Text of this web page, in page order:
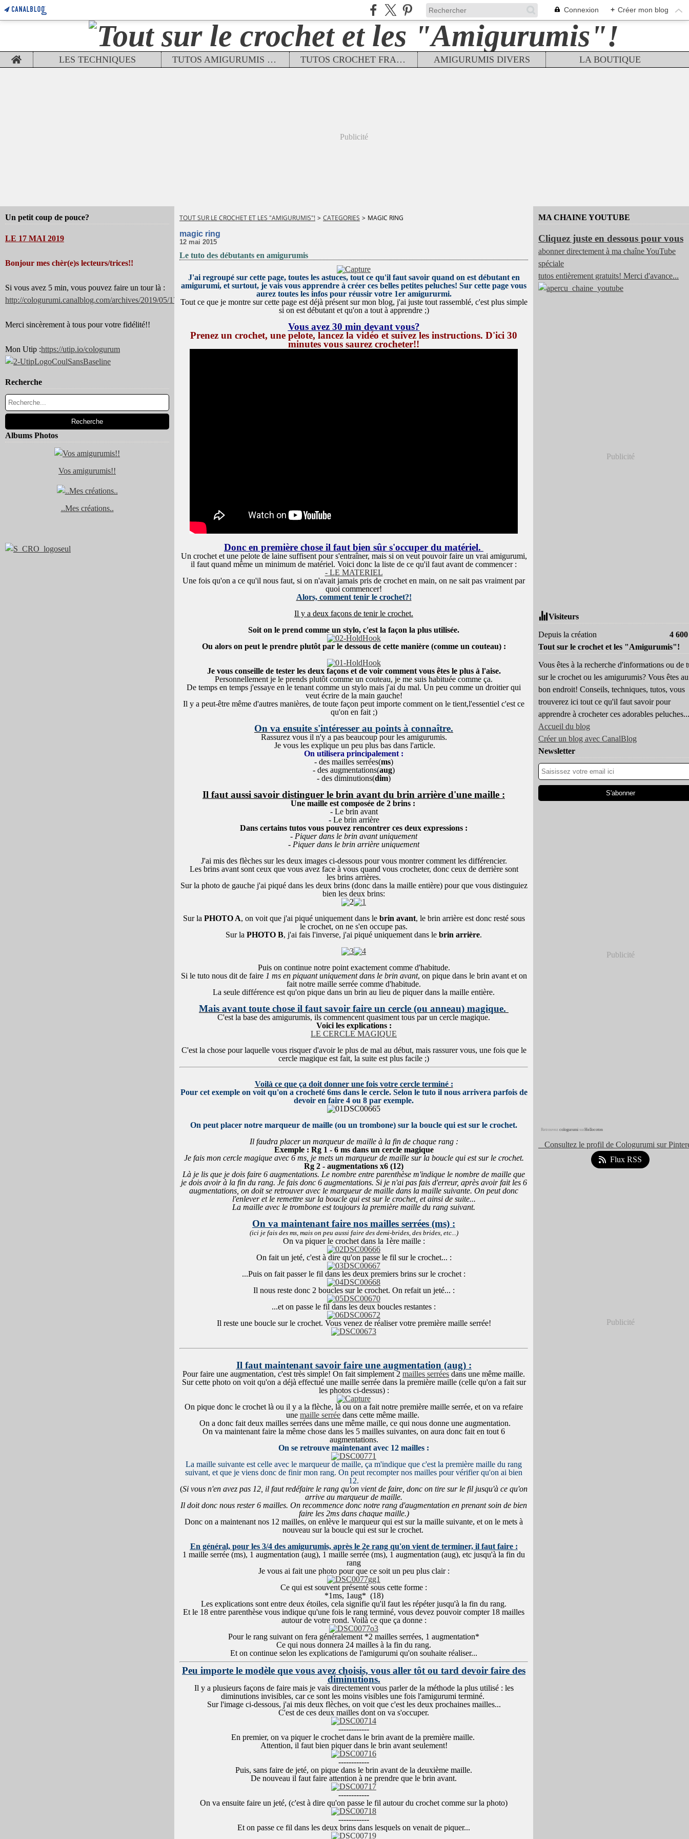
Connexion + Créer mon blog
Home LES TECHNIQUES TUTOS AMIGURUMIS FRANÇAIS TUTOS CROCHET FRANÇAIS AMIGURUMIS DIVERS LA BOUTIQUE
Publicité
Un petit coup de pouce?
LE 17 MAI 2019
Bonjour mes chèr(e)s lecteurs/trices!!
Si vous avez 5 min, vous pouvez faire un tour là :
http://cologurumi.canalblog.com/archives/2019/05/17/37344180.html
Merci sincèrement à tous pour votre fidélité!!
Mon Utip :https://utip.io/cologurum
Recherche
Albums Photos
Vos amigurumis!!
..Mes créations..
TOUT SUR LE CROCHET ET LES "AMIGURUMIS"! > CATEGORIES > MAGIC RING
magic ring
12 mai 2015
Le tuto des débutants en amigurumis
J'ai regroupé sur cette page, toutes les astuces, tout ce qu'il faut savoir quand on est débutant en
amigurumi, et surtout, je vais vous apprendre à créer ces belles petites peluches! Sur cette page vous
aurez toutes les infos pour réussir votre 1er amigururmi.
Tout ce que je montre sur cette page est déjà présent sur mon blog, j'ai juste tout rassemblé, c'est plus simple
si on est débutant et qu'on a tout à apprendre ;)
Vous avez 30 min devant vous?
Prenez un crochet, une pelote, lancez la vidéo et suivez les instructions. D'ici 30
minutes vous saurez crocheter!!
Donc en première chose il faut bien sûr s'occuper du matériel.
Un crochet et une pelote de laine suffisent pour s'entraîner, mais si on veut pouvoir faire un vrai amigurumi,
il faut quand même un minimum de matériel. Voici donc la liste de ce qu'il faut avant de commencer :
- LE MATERIEL
Une fois qu'on a ce qu'il nous faut, si on n'avait jamais pris de crochet en main, on ne sait pas vraiment par
quoi commencer!
Alors, comment tenir le crochet?!
Il y a deux façons de tenir le crochet.
Soit on le prend comme un stylo, c'est la façon la plus utilisée.
Ou alors on peut le prendre plutôt par le dessous de cette manière (comme un couteau) :
Je vous conseille de tester les deux façons et de voir comment vous êtes le plus à l'aise.
Personnellement je le prends plutôt comme un couteau, je me suis habituée comme ça.
De temps en temps j'essaye en le tenant comme un stylo mais j'ai du mal. Un peu comme un droitier qui
veut écrire de la main gauche!
Il y a peut-être même d'autres manières, de toute façon peut importe comment on le tient,l'essentiel c'est ce
qu'on en fait ;)
On va ensuite s'intéresser au points à connaître.
Rassurez vous il n'y a pas beaucoup pour les amigurumis.
Je vous les explique un peu plus bas dans l'article.
On utilisera principalement :
- des mailles serrées(ms)
- des augmentations(aug)
- des diminutions(dim)
Il faut aussi savoir distinguer le brin avant du brin arrière d'une maille :
Une maille est composée de 2 brins :
- Le brin avant
- Le brin arrière
Dans certains tutos vous pouvez rencontrer ces deux expressions :
- Piquer dans le brin avant uniquement
- Piquer dans le brin arrière uniquement
J'ai mis des flèches sur les deux images ci-dessous pour vous montrer comment les différencier.
Les brins avantsont ceux que vous avez face à vousquand vous crocheter, donc ceux de derrièresont
les brins arrières.
Sur la photo de gauche j'ai piqué dans les deux brins (donc dans la maille entière) pour que vous distinguiez
bien les deux brins:
Sur la PHOTO A, on voit que j'ai piqué uniquement dans le brin avant, le brin arrière est donc resté sous
le crochet, on ne s'en occupe pas.
Sur la PHOTO B, j'ai fais l'inverse, j'ai piqué uniquement dans le brin arrière.
Puis on continue notre point exactement comme d'habitude.
Si le tuto nous dit de faire 1 ms en piquant uniquement dans le brin avant, on pique dans le brin avant et on
fait notre maille serrée comme d'habitude.
La seule différence est qu'on pique dans un brin au lieu de piquer dans la maille entière.
Mais avant toute chose il faut savoir faire un cercle (ou anneau) magique.
C'est la base des amigurumis, ils commencent quasiment tous par un cercle magique.
Voici les explications :
LE CERCLE MAGIQUE
C'est la chose pour laquelle vous risquer d'avoir le plus de mal au début, mais rassurer vous, une fois que le
cercle magique est fait, la suite est plus facile ;)
Voilà ce que ça doit donner une fois votre cercle terminé :
Pour cet exemple on voit qu'on a crocheté 6ms dans le cercle. Selon le tuto il nous arrivera parfois de
devoir en faire 4 ou 8 par exemple.
On peut placer notre marqueur de maille (ou un trombone) sur la boucle qui est sur le crochet.
Il faudra placer un marqueur de maille à la fin de chaque rang :
Exemple : Rg 1 - 6 ms dans un cercle magique
Je fais mon cercle magique avec 6 ms, je mets un marqueur de maille sur la boucle qui est sur le crochet.
Rg 2 - augmentations x6 (12)
Là je lis que je dois faire 6 augmentations. Le nombre entre parenthèse m'indique le nombre de maille que
je dois avoir à la fin du rang. Je fais donc 6 augmentations. Si je n'ai pas fais d'erreur, après avoir fait les 6
augmentations, on doit se retrouver avec le marqueur de maille dans la maille suivante. On peut donc
l'enlever et le remettre sur la boucle qui est sur le crochet, et ainsi de suite...
La maille avec le trombone est toujours la première maille du rang suivant.
On va maintenant faire nos mailles serrées (ms) :
(ici je fais des ms, mais on peu aussi faire des demi-brides, des brides, etc...)
On va piquer le crochet dans la 1ère maille :
On fait un jeté, c'est à dire qu'on passe le fil sur le crochet... :
...Puis on fait passer le fil dans les deux premiers brins sur le crochet :
Il nous reste donc 2 boucles sur le crochet. On refait un jeté... :
...et on passe le fil dans les deux boucles restantes :
Il reste une boucle sur le crochet. Vous venez de réaliser votre première maille serrée!
Il faut maintenant savoir faire une augmentation (aug) :
Pour faire une augmentation, c'est très simple! On fait simplement 2 mailles serrées dans une même maille.
Sur cette photo on voit qu'on a déjà effectué une maille serrée dans la première maille (celle qu'on a fait sur
les photos ci-dessus) :
On pique donc le crochet là ou il y a la flèche, là ou on a fait notre première maille serrée, et on va refaire
une maille serrée dans cette même maille.
On a donc fait deux mailles serrées dans une même maille, ce qui nous donne une augmentation.
On va maintenant faire la même chose dans les 5 mailles suivantes, on aura donc fait en tout 6
augmentations.
On se retrouve maintenant avec 12 mailles :
La maille suivante est celle avec le marqueur de maille, ça m'indique que c'est la première maille du rang
suivant, et que je viens donc de finir mon rang. On peut recompter nos mailles pour vérifier qu'on ai bien
12.
(Si vous n'en avez pas 12, il faut redéfaire le rang qu'on vient de faire, donc on tire sur le fil jusqu'à ce qu'on
arrive au marqueur de maille.
Il doit donc nous rester 6 mailles. On recommence donc notre rang d'augmentation en prenant soin de bien
faire les 2ms dans chaque maille.)
Donc on a maintenant nos 12 mailles, on enlève le marqueur qui est sur la maille suivante, et on le mets à
nouveau sur la boucle qui est sur le crochet.
En général, pour les 3/4 des amigurumis, après le 2e rang qu'on vient de terminer, il faut faire :
1 maille serrée (ms), 1 augmentation (aug), 1 maille serrée (ms), 1 augmentation (aug), etc jusqu'à la fin du
rang
Je vous ai fait une photo pour que ce soit un peu plus clair :
Ce qui est souvent présenté sous cette forme :
*1ms, 1aug* (18)
Les explications sont entre deux étoiles, cela signifie qu'il faut les répéter jusqu'à la fin du rang.
Et le 18 entre parenthèse vous indique qu'une fois le rang terminé, vous devez pouvoir compter 18 mailles
autour de votre rond. Voilà ce que ça donne :
Pour le rang suivant on fera généralement *2 mailles serrées, 1 augmentation*
Ce qui nous donnera 24 mailles à la fin du rang.
Et on continue selon les explications de l'amigurumi qu'on souhaite réaliser...
Peu importe le modèle que vous avez choisis, vous aller tôt ou tard devoir faire des
diminutions.
Il y a plusieurs façons de faire mais je vais directement vous parler de la méthode la plus utilisé : les
diminutions invisibles, car ce sont les moins visibles une fois l'amigurumi terminé.
Sur l'image ci-dessous, j'ai mis deux flèches, on voit que c'est les deux prochaines mailles...
C'est de ces deux mailles dont on va s'occuper.
------------
En premier, on va piquer le crochet dans le brin avant de la première maille.
Attention, il faut bien piquer dans le brin avant seulement!
------------
Puis, sans faire de jeté, on pique dans le brin avant de la deuxième maille.
De nouveau il faut faire attention à ne prendre que le brin avant.
------------
On va ensuite faire un jeté, (c'est à dire qu'on passe le fil autour du crochet comme sur la photo)
------------
Et on passe ce fil dans les deux brins dans lesquels on venait de piquer...
MA CHAINE YOUTUBE
Cliquez juste en dessous pour vous
abonner directement à ma chaîne YouTube
spéciale
tutos entièrement gratuits! Merci d'avance...
Publicité
Visiteurs
Depuis la création
4
Tout sur le crochet et les "Amigurumis"!
Vous êtes à la recherche d'informations ou de
sur le crochet ou les amigurumis? Vous êtes au
bon endroit! Conseils, techniques, tutos, vous
trouverez ici tout ce qu'il faut savoir pour
apprendre à crocheter ces adorables peluches...
Accueil du blog
Créer un blog avec CanalBlog
Newsletter
Publicité
Retrouvez cologurumi surHellocoton
Consultez le profil de Cologurumi sur
Flux RSS
Publicité